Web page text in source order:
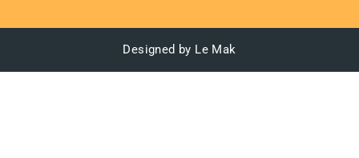
Designed by Le Mak